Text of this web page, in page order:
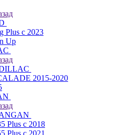
Plus с 2023
Up
2015-2020
Plus с 2018
Plus с 2021